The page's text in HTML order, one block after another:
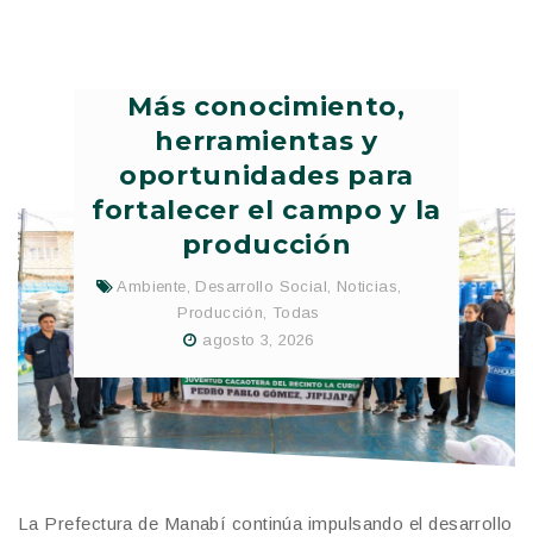
Más conocimiento,
herramientas y
oportunidades para
fortalecer el campo y la
producción
Ambiente, Desarrollo Social, Noticias,
Producción, Todas
agosto 3, 2026
La Prefectura de Manabí continúa impulsando el desarrollo